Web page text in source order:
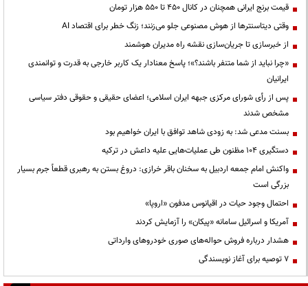
قیمت‌ برنج ایرانی همچنان در کانال ۴۵۰ تا ۵۵۰ هزار تومان
وقتی دیتاسنترها از هوش مصنوعی جلو می‌زنند؛ زنگ خطر برای اقتصاد AI
از خبرسازی تا جریان‌سازی نقشه راه مدیران هوشمند
«چرا نباید از شما متنفر باشند؟»؛ پاسخ معنادار یک کاربر خارجی به قدرت و توانمندی
ایرانیان
پس از رأی شورای مرکزی جبهه ایران اسلامی؛ اعضای حقیقی و حقوقی دفتر سیاسی
مشخص شدند
بسنت مدعی شد: به زودی شاهد توافق با ایران خواهیم بود
دستگیری ۱۰۴ مظنون طی عملیات‌هایی علیه داعش در ترکیه
واکنش امام جمعه اردبیل به سخنان باقر خرازی: دروغ بستن به رهبری قطعاً جرم بسیار
بزرگی است
احتمال وجود حیات در اقیانوس مدفون «اروپا»
آمریکا و اسرائیل سامانه «پیکان» را آزمایش کردند
هشدار درباره فروش حواله‌های صوری خودروهای وارداتی
۷ توصیه برای آغاز نویسندگی